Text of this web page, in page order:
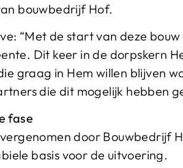
bouwbedrijf Hof.
“Met de start van deze
Dit keer in de dorpskern
graag in Hem willen blijven
die dit mogelijk hebben
fase
door Bouwbedrijf
basis voor de uitvoering.